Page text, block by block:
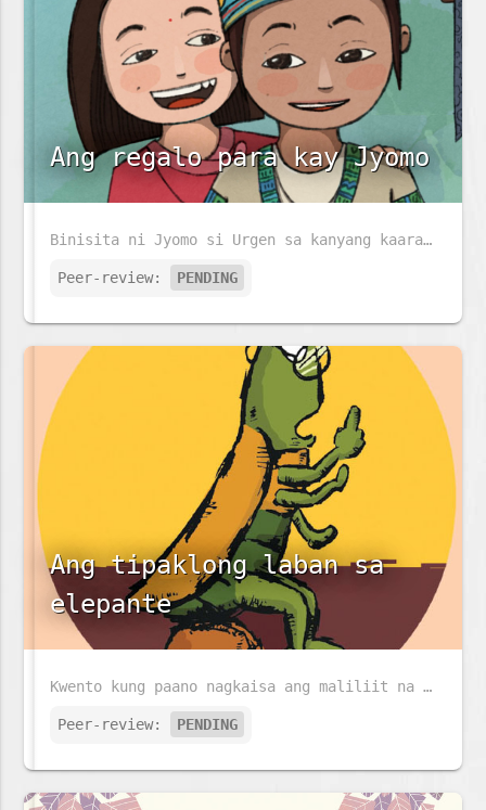
Ang regalo para kay Jyomo
Binisita ni Jyomo si Urgen sa kanyang kaarawan. Siya ay nabighani sa bagay na nasa dingding. Malalaman kaya niya kung anu ito?
Peer-review: PENDING
Ang tipaklong laban sa
elepante
Kwento kung paano nagkaisa ang maliliit na tipaklong upang makipaglaban at manalo laban sa isang malaking elepante.
Peer-review: PENDING